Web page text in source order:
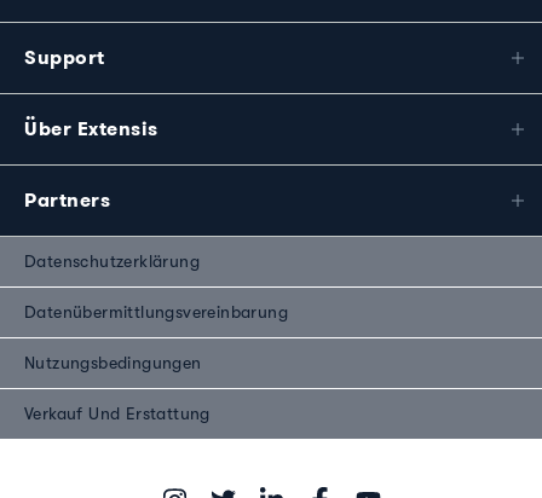
Support
Über Extensis
Partners
Datenschutzerklärung
Datenübermittlungsvereinbarung
Nutzungsbedingungen
Verkauf Und Erstattung